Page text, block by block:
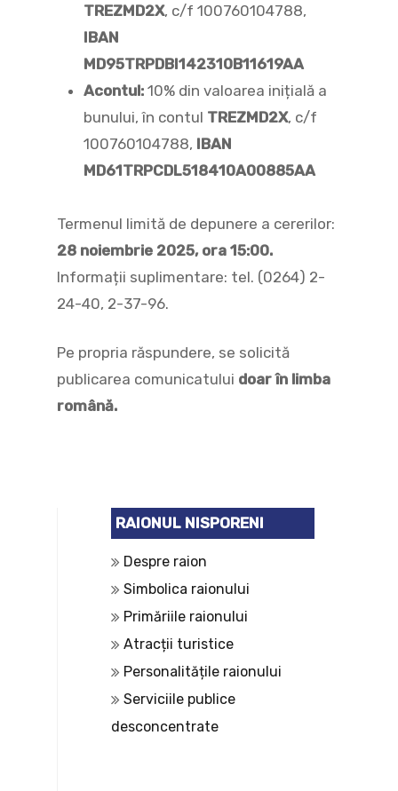
TREZMD2X, c/f 100760104788,
IBAN
MD95TRPDBI142310B11619AA
Acontul: 10% din valoarea inițială a
bunului, în contul TREZMD2X, c/f
100760104788, IBAN
MD61TRPCDL518410A00885AA
Termenul limită de depunere a cererilor:
28 noiembrie 2025, ora 15:00.
Informații suplimentare: tel. (0264) 2-
24-40, 2-37-96.
Pe propria răspundere, se solicită
publicarea comunicatului doar în limba
română.
RAIONUL NISPORENI
Despre raion
Simbolica raionului
Primăriile raionului
Atracții turistice
Personalitățile raionului
Serviciile publice
desconcentrate